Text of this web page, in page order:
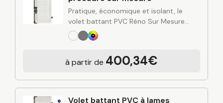
Pratique, économique et isolant, le
volet battant PVC Réno Sur Mesure
combine simplicité d’entretien, bonne
performance thermique et esthétique
l’expertise industrielle de C2R et posé…
à partir de 400,34€
Volet battant PVC à lames